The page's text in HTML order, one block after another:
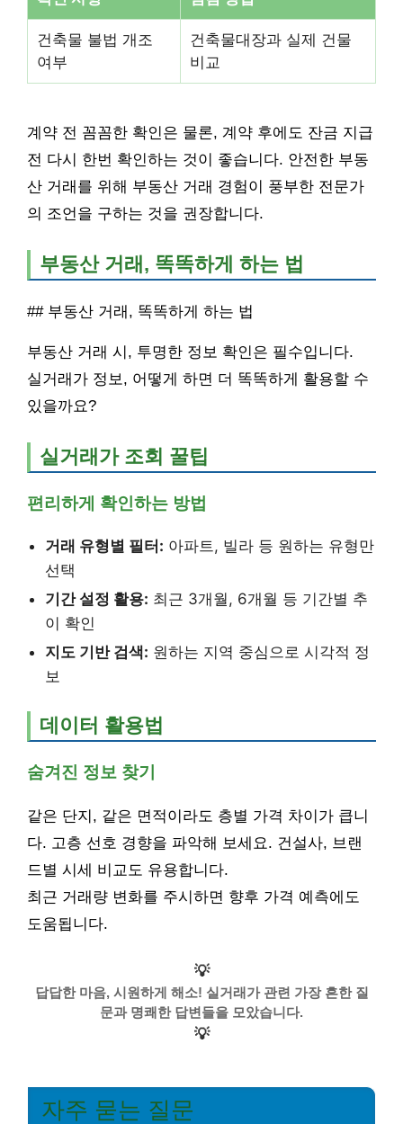
건축물 불법 개조
여부
건축물대장과 실제 건물
비교
계약 전 꼼꼼한 확인은 물론, 계약 후에도 잔금 지급
전 다시 한번 확인하는 것이 좋습니다. 안전한 부동
산 거래를 위해 부동산 거래 경험이 풍부한 전문가
의 조언을 구하는 것을 권장합니다.
부동산 거래, 똑똑하게 하는 법
## 부동산 거래, 똑똑하게 하는 법
부동산 거래 시, 투명한 정보 확인은 필수입니다.
실거래가 정보, 어떻게 하면 더 똑똑하게 활용할 수
있을까요?
실거래가 조회 꿀팁
편리하게 확인하는 방법
거래 유형별 필터: 아파트, 빌라 등 원하는 유형만
선택
기간 설정 활용: 최근 3개월, 6개월 등 기간별 추
이 확인
지도 기반 검색: 원하는 지역 중심으로 시각적 정
보
데이터 활용법
숨겨진 정보 찾기
같은 단지, 같은 면적이라도 층별 가격 차이가 큽니
다. 고층 선호 경향을 파악해 보세요. 건설사, 브랜
드별 시세 비교도 유용합니다.
최근 거래량 변화를 주시하면 향후 가격 예측에도
도움됩니다.
💡
답답한 마음, 시원하게 해소! 실거래가 관련 가장 흔한 질
문과 명쾌한 답변들을 모았습니다.
💡
자주 묻는 질문